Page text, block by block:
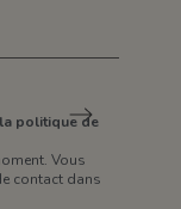
politique de
Vous
contact dans